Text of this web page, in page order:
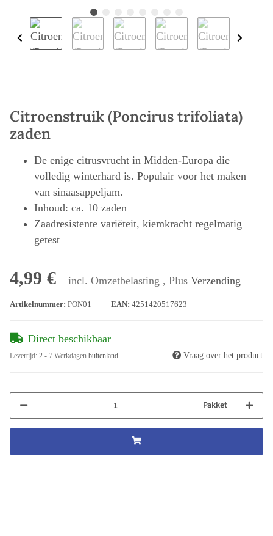
Citroenstruik (Poncirus trifoliata)
zaden
De enige citrusvrucht in Midden-Europa die
volledig winterhard is. Populair voor het maken
van sinaasappeljam.
Inhoud: ca. 10 zaden
Zaadresistente variëteit, kiemkracht regelmatig
getest
4,99 € incl. Omzetbelasting , Plus Verzending
Artikelnummer: PON01 EAN: 4251420517623
Direct beschikbaar
Levertijd: 2 - 7 Werkdagen buitenland Vraag over het product
Pakket